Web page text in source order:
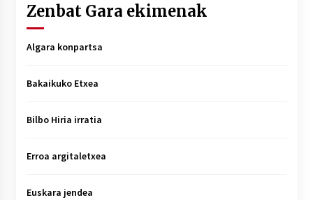
Zenbat Gara ekimenak
Algara konpartsa
Bakaikuko Etxea
Bilbo Hiria irratia
Erroa argitaletxea
Euskara jendea